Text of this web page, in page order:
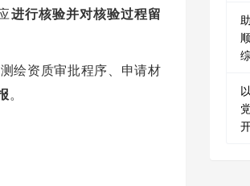
进行核验并对核验过程留
绘资质审批程序、申请材
。